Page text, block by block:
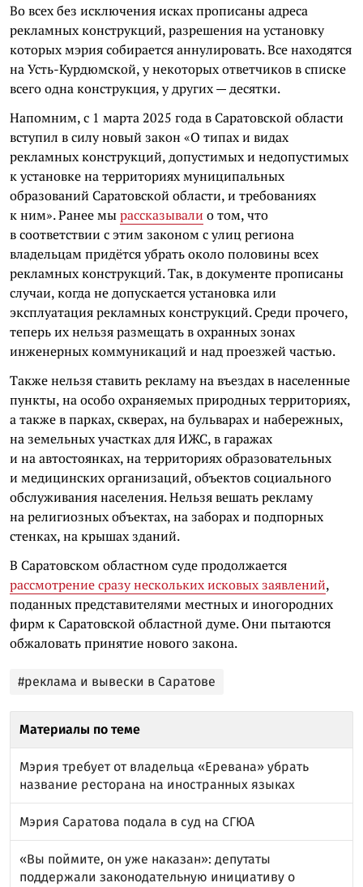
Во всех без исключения исках прописаны адреса
рекламных конструкций, разрешения на установку
которых мэрия собирается аннулировать. Все находятся
на Усть-Курдюмской, у некоторых ответчиков в списке
всего одна конструкция, у других — десятки.
Напомним, с 1 марта 2025 года в Саратовской области
вступил в силу новый закон «О типах и видах
рекламных конструкций, допустимых и недопустимых
к установке на территориях муниципальных
образований Саратовской области, и требованиях
к ним». Ранее мырассказывали о том, что
в соответствии с этим законом с улиц региона
владельцам придётся убрать около половины всех
рекламных конструкций. Так, в документе прописаны
случаи, когда не допускается установка или
эксплуатация рекламных конструкций. Среди прочего,
теперь их нельзя размещать в охранных зонах
инженерных коммуникаций и над проезжей частью.
Также нельзя ставить рекламу на въездах в населенные
пункты, на особо охраняемых природных территориях,
а также в парках, скверах, на бульварах и набережных,
на земельных участках для ИЖС, в гаражах
и на автостоянках, на территориях образовательных
и медицинских организаций, объектов социального
обслуживания населения. Нельзя вешать рекламу
на религиозных объектах, на заборах и подпорных
стенках, на крышах зданий.
В Саратовском областном суде продолжается
рассмотрение сразу нескольких исковых заявлений,
поданных представителями местных и иногородних
фирм к Саратовской областной думе. Они пытаются
обжаловать принятие нового закона.
#реклама и вывески в Саратове
Материалы по теме
Мэрия требует от владельца «Еревана» убрать
название ресторана на иностранных языках
Мэрия Саратова подала в суд на СГЮА
«Вы поймите, он уже наказан»: депутаты
поддержали законодательную инициативу о